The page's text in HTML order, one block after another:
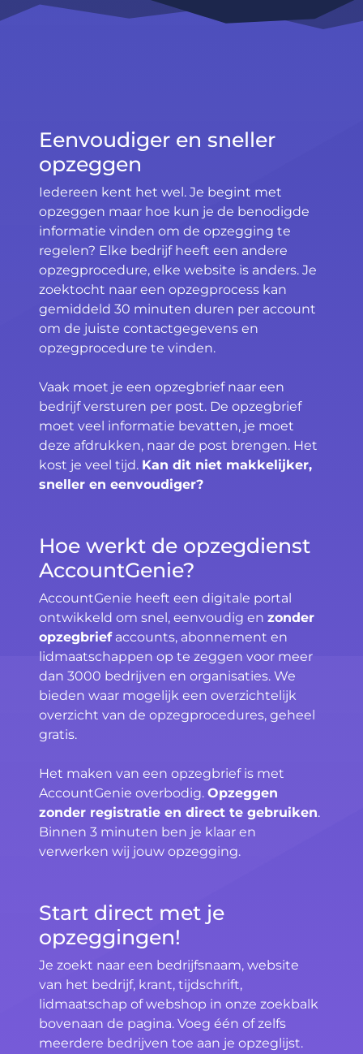
Eenvoudiger en sneller
opzeggen
Iedereen kent het wel. Je begint met
opzeggen maar hoe kun je de benodigde
informatie vinden om de opzegging te
regelen? Elke bedrijf heeft een andere
opzegprocedure, elke website is anders. Je
zoektocht naar een opzegprocess kan
gemiddeld 30 minuten duren per account
om de juiste contactgegevens en
opzegprocedure te vinden.
Vaak moet je een opzegbrief naar een
bedrijf versturen per post. De opzegbrief
moet veel informatie bevatten, je moet
deze afdrukken, naar de post brengen. Het
kost je veel tijd. Kan dit niet makkelijker,
sneller en eenvoudiger?
Hoe werkt de opzegdienst
AccountGenie?
AccountGenie heeft een digitale portal
ontwikkeld om snel, eenvoudig en zonder
opzegbriefaccounts, abonnement en
lidmaatschappen op te zeggen voor meer
dan 3000 bedrijven en organisaties. We
bieden waar mogelijk een overzichtelijk
overzicht van de opzegprocedures, geheel
gratis.
Het maken van een opzegbrief is met
AccountGenie overbodig. Opzeggen
zonder registratie en direct te gebruiken.
Binnen 3 minuten ben je klaar en
verwerken wij jouw opzegging.
Start direct met je
opzeggingen!
Je zoekt naar een bedrijfsnaam, website
van het bedrijf, krant, tijdschrift,
lidmaatschap of webshop in onze zoekbalk
bovenaan de pagina. Voeg één of zelfs
meerdere bedrijven toe aan je opzeglijst.